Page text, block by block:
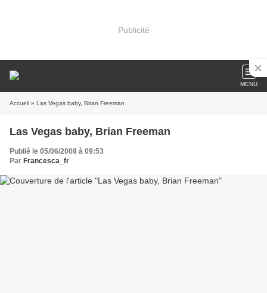
Publicité
MENU
Accueil » Las Vegas baby, Brian Freeman
Las Vegas baby, Brian Freeman
Publié le 05/06/2008 à 09:53
Par Francesca_fr